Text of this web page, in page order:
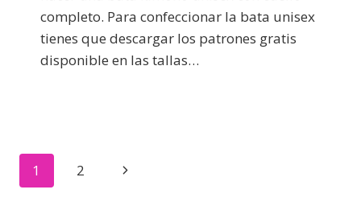
completo. Para confeccionar la bata unisex
tienes que descargar los patrones gratis
disponible en las tallas…
1 2